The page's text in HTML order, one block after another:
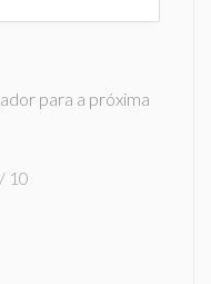
para a próxima
/ 10